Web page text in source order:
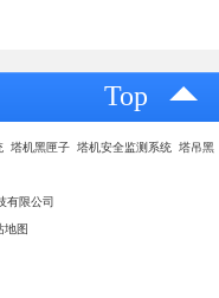
Top
塔机黑匣子 塔机安全监测系统 塔吊黑
有限公司
地图